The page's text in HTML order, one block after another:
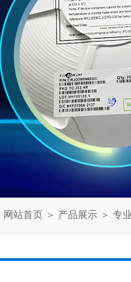
网站首页 ＞ 产品展示 ＞ 专